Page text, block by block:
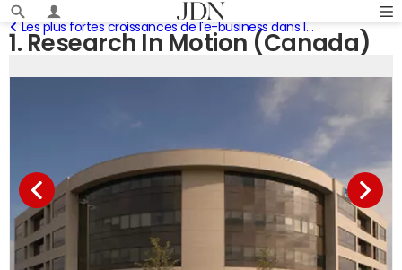
1. Research In Motion (Canada)
Les plus fortes croissances de l'e-business dans le monde